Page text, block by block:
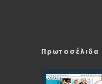
Πρωτοσέλιδα